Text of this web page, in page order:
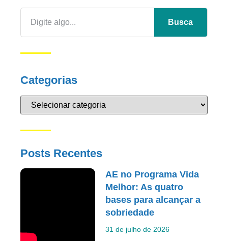
Busca
Categorias
Posts Recentes
AE no Programa Vida
Melhor: As quatro
bases para alcançar a
sobriedade
31 de julho de 2026